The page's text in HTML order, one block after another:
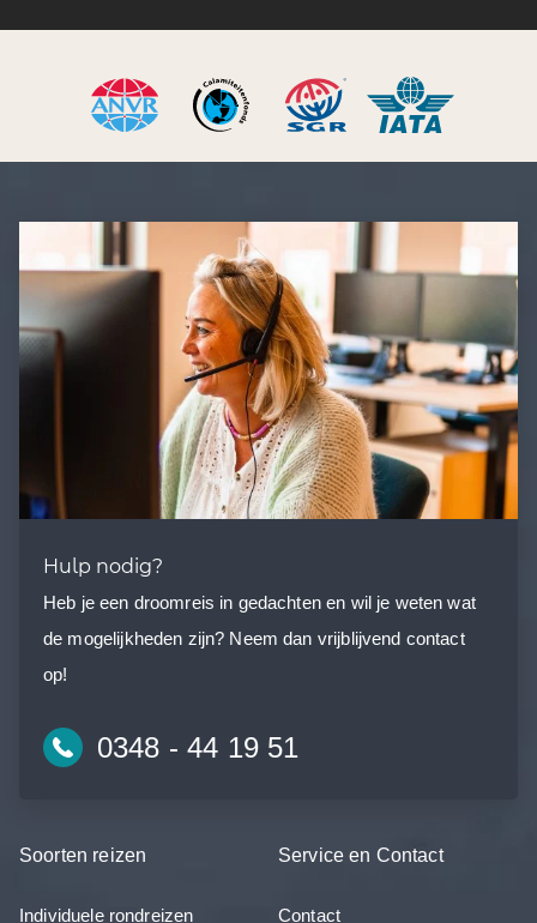
Hulp nodig?
Heb je een droomreis in gedachten en wil je weten wat
de mogelijkheden zijn? Neem dan vrijblijvend contact
op!
0348 - 44 19 51
Soorten reizen
Individuele rondreizen
Service en Contact
Contact